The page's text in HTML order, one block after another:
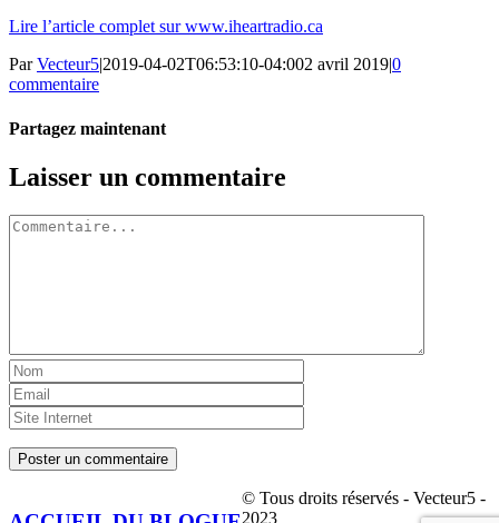
Lire l’article complet sur www.iheartradio.ca
ParVecteur5|2019-04-02T06:53:10-04:002 avril 2019|0
commentaire
Partagez maintenant
Facebook
Twitter
LinkedIn
Tumblr
Pinterest
Email
Laisser un commentaire
Commentaire
© Tous droits réservés - Vecteur5 -
2023